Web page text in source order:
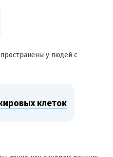
у людей с
клеток